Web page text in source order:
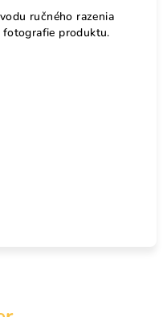
ručného razenia
produktu.